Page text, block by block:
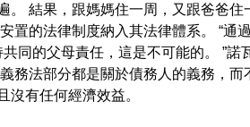
結果，跟媽媽住一周，又跟爸爸
的法律制度納入其法律體系。 “通
同的父母責任，這是不可能的。 ”
務法部分都是關於債務人的義務，
有任何經濟效益。